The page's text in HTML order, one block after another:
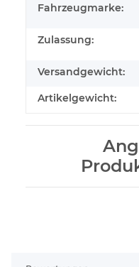
Fahrzeugmarke:
Zulassung:
Versandgewicht:
Artikelgewicht: